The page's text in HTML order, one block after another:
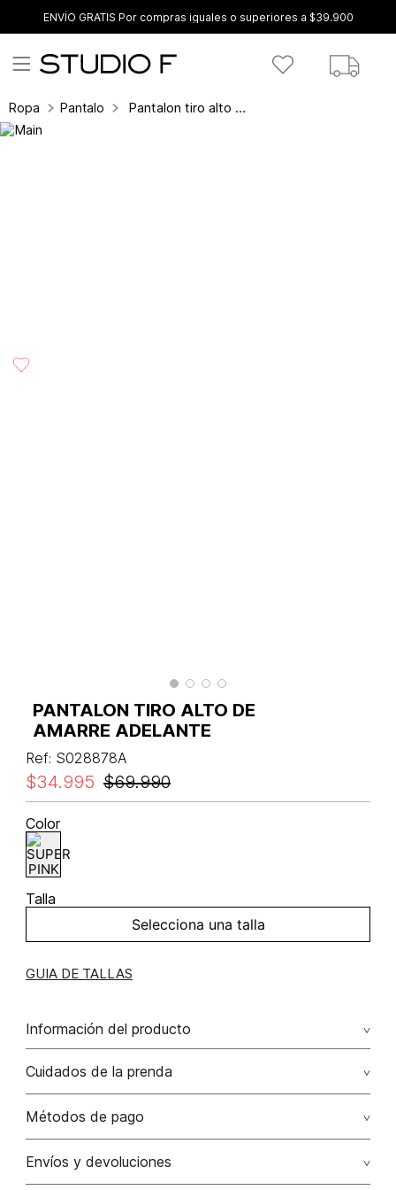
ENVÍO GRATIS Por compras iguales o superiores a $39.900
Ropa Pantalones Pantalon tiro alto de amarre adelante
PANTALON TIRO ALTO DE
AMARRE ADELANTE
Ref: S028878A
$69.990
$34.995
Color
Talla
Selecciona una talla
GUIA DE TALLAS
Información del producto
Pantalon tiro alto de amarre adelante 62.00%
viscosa/viscose38.00% lino/linen
Cuidados de la prenda
Lavado profesional en húmedo (w) planchar con vapor
No lavar
Métodos de pago
Tarjetas de crédito: Visa, Dinners, Master Card y American
Envíos y devoluciones